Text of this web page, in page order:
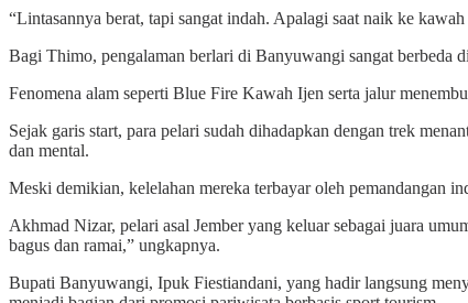
“Lintasannya berat, tapi sangat indah. Apalagi saat naik ke
Bagi Thimo, pengalaman berlari di Banyuwangi sangat berbeda
Fenomena alam seperti Blue Fire Kawah Ijen serta jalur
Sejak garis start, para pelari sudah dihadapkan dengan trek
dan mental.
Meski demikian, kelelahan mereka terbayar oleh pemandangan
Akhmad Nizar, pelari asal Jember yang keluar sebagai juara
bagus dan ramai,” ungkapnya.
Bupati Banyuwangi, Ipuk Fiestiandani, yang hadir langsung